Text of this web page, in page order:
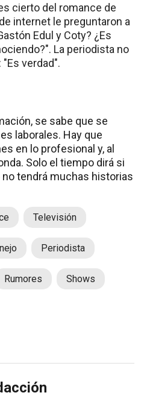
cierto del romance de
internet le preguntaron a
Edul y Coty? ¿Es
La periodista no
verdad".
se sabe que se
laborales. Hay que
en lo profesional y, al
Solo el tiempo dirá si
no tendrá muchas historias
Televisión
Periodista
Rumores Shows